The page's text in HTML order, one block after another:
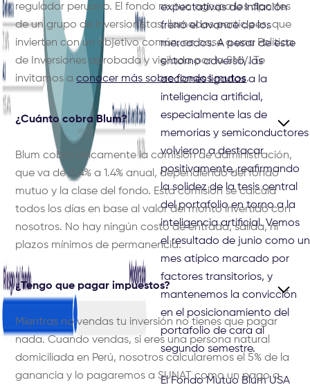
expectativas de inflación
frenó el avance de los
mercados. A pesar de este
entorno adverso, las
acciones ligadas a la
inteligencia artificial,
especialmente las de
memorias y semiconductores
volvieron a destacar
positivamente, reafirmando
la solidez de la tesis central
del portafolio en torno a la
inteligencia artificial. Vemos
el resultado de junio como un
mes atípico marcado por
factores transitorios, y
mantenemos la convicción
en el posicionamiento del
portafolio de cara al
segundo semestre.
El Fondo Mutuo Blum USA
regulador peruano. El fondo mutuo agrupa los aportes
de un grupo de inversionistas, llamados partícipes, que
invierten con un objetivo común, en base a una Política
de Inversiones aprobada y vigilada por la SMV. Te
invitamos aconocer más sobre fondos mutos.
¿Cuánto cobra Blum?
Blum cobra únicamente la comisión de administración,
que va de 0.4% a 1.4% anual, dependiendo del fondo
mutuo y la clase del fondo. Esta comisión se calcula
todos los días en base al valor del monto invertido con
nosotros. No hay ningún costo de entrada, salida, ni
plazos mínimos de permanencia.
¿Tengo que pagar impuestos?
Mientras no vendas tu inversión no tienes que pagar
nada. Cuando vendas, si eres una persona natural
domiciliada en Perú, nosotros calcularemos el 5% de la
ganancia y lo pagaremos a SUNAT como un pago a